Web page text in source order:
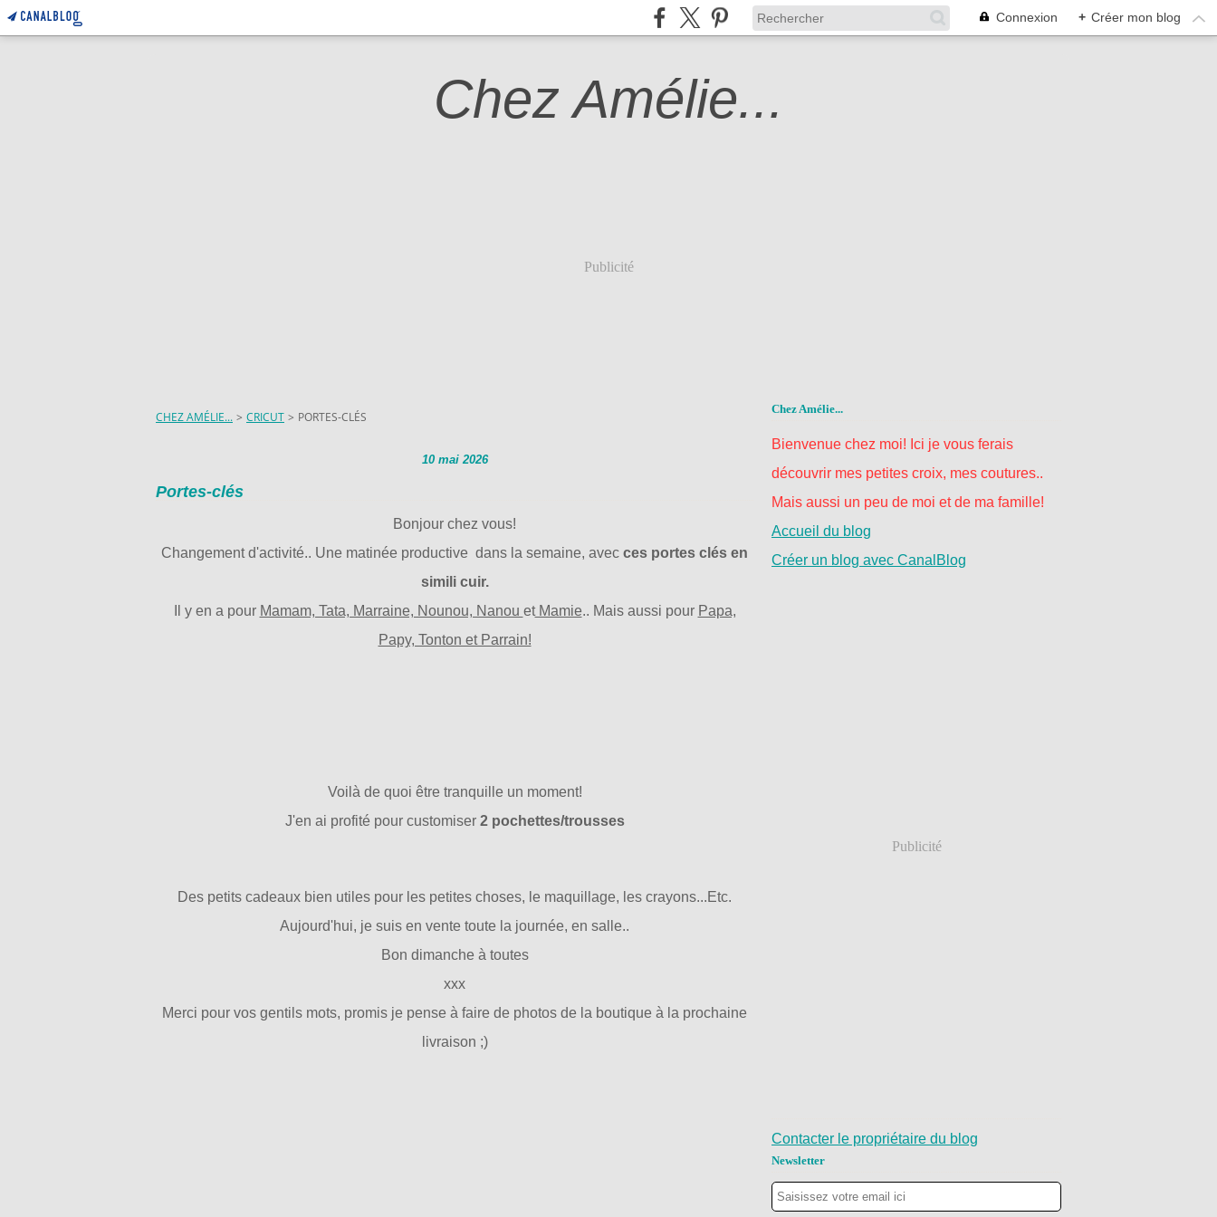
Connexion + Créer mon blog
Chez Amélie...
Publicité
CHEZ AMÉLIE... > CRICUT > PORTES-CLÉS
10 mai 2026
Portes-clés
Bonjour chez vous!
Changement d'activité.. Une matinée productive dans la semaine, avec ces portes clés en
simili cuir.
Il y en a pour Mamam, Tata, Marraine, Nounou, Nanou etMamie.. Mais aussi pour Papa,
Papy, Tonton et Parrain!
Voilà de quoi être tranquille un moment!
J'en ai profité pour customiser 2 pochettes/trousses
Des petits cadeaux bien utiles pour les petites choses, le maquillage, les crayons...Etc.
Aujourd'hui, je suis en vente toute la journée, en salle..
Bon dimanche à toutes
xxx
Merci pour vos gentils mots, promis je pense à faire de photos de la boutique à la prochaine
livraison ;)
Chez Amélie...
Bienvenue chez moi! Ici je vous ferais
découvrir mes petites croix, mes coutures..
Mais aussi un peu de moi et de ma famille!
Accueil du blog
Créer un blog avec CanalBlog
Publicité
Contacter le propriétaire du blog
Newsletter